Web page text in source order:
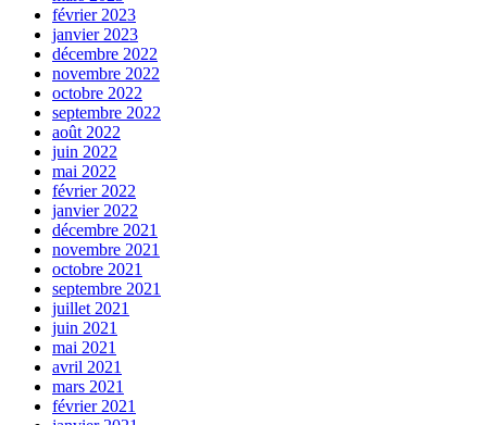
février 2023
janvier 2023
décembre 2022
novembre 2022
octobre 2022
septembre 2022
août 2022
juin 2022
mai 2022
février 2022
janvier 2022
décembre 2021
novembre 2021
octobre 2021
septembre 2021
juillet 2021
juin 2021
mai 2021
avril 2021
mars 2021
février 2021